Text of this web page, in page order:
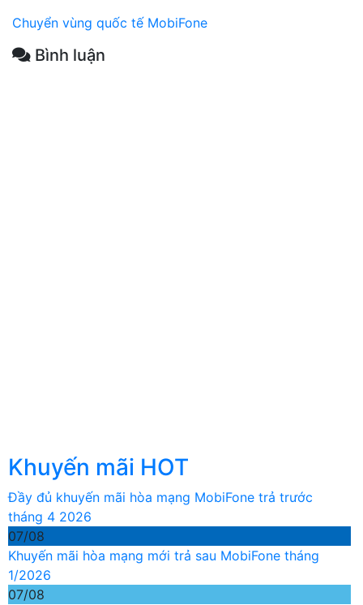
Chuyển vùng quốc tế MobiFone
Bình luận
Khuyến mãi HOT
Đầy đủ khuyến mãi hòa mạng MobiFone trả trước
tháng 4 2026
07/08
Khuyến mãi hòa mạng mới trả sau MobiFone tháng
1/2026
07/08